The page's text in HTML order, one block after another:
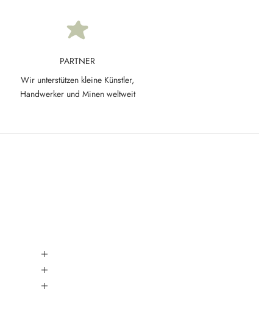
PARTNER
Wir unterstützen kleine Künstler,
Handwerker und Minen weltweit